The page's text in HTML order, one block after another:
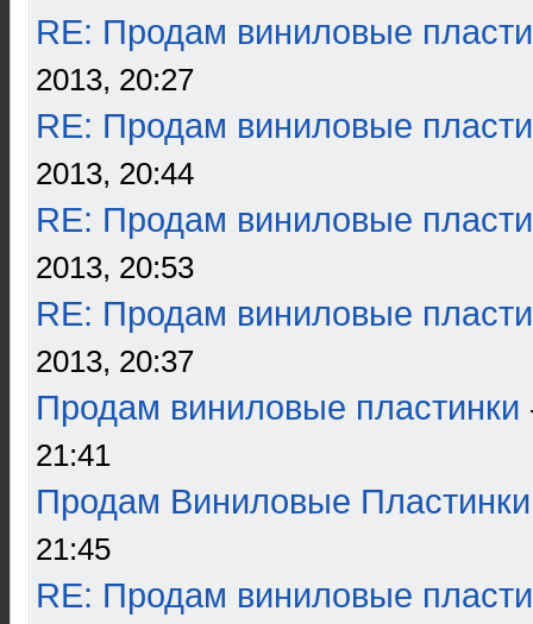
RE: Продам виниловые
2013, 20:27
RE: Продам виниловые
2013, 20:44
RE: Продам виниловые
2013, 20:53
RE: Продам виниловые
2013, 20:37
Продам виниловые пластинки
21:41
Продам Виниловые Пластинки
21:45
RE: Продам виниловые